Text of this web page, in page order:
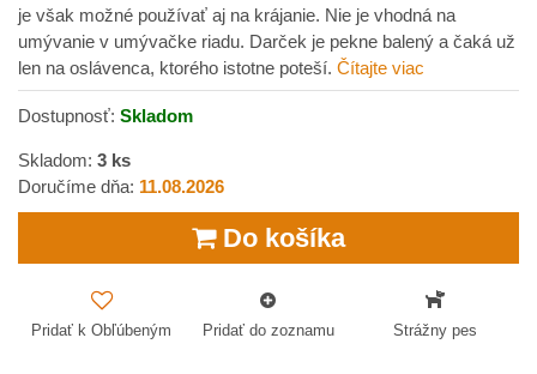
je však možné používať aj na krájanie. Nie je vhodná na
umývanie v umývačke riadu. Darček je pekne balený a čaká už
len na oslávenca, ktorého istotne poteší. Čítajte viac
Dostupnosť: Skladom
Skladom: 3 ks
Doručíme dňa: 11.08.2026
Do košíka
Pridať k Obľúbeným Pridať do zoznamu Strážny pes